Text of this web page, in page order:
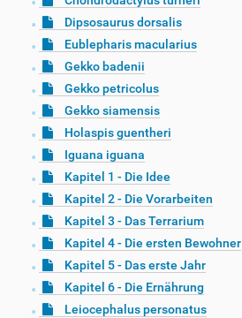
Dipsosaurus dorsalis
Eublepharis macularius
Gekko badenii
Gekko petricolus
Gekko siamensis
Holaspis guentheri
Iguana iguana
Kapitel 1 - Die Idee
Kapitel 2 - Die Vorarbeiten
Kapitel 3 - Das Terrarium
Kapitel 4 - Die ersten Bewohner
Kapitel 5 - Das erste Jahr
Kapitel 6 - Die Ernährung
Leiocephalus personatus